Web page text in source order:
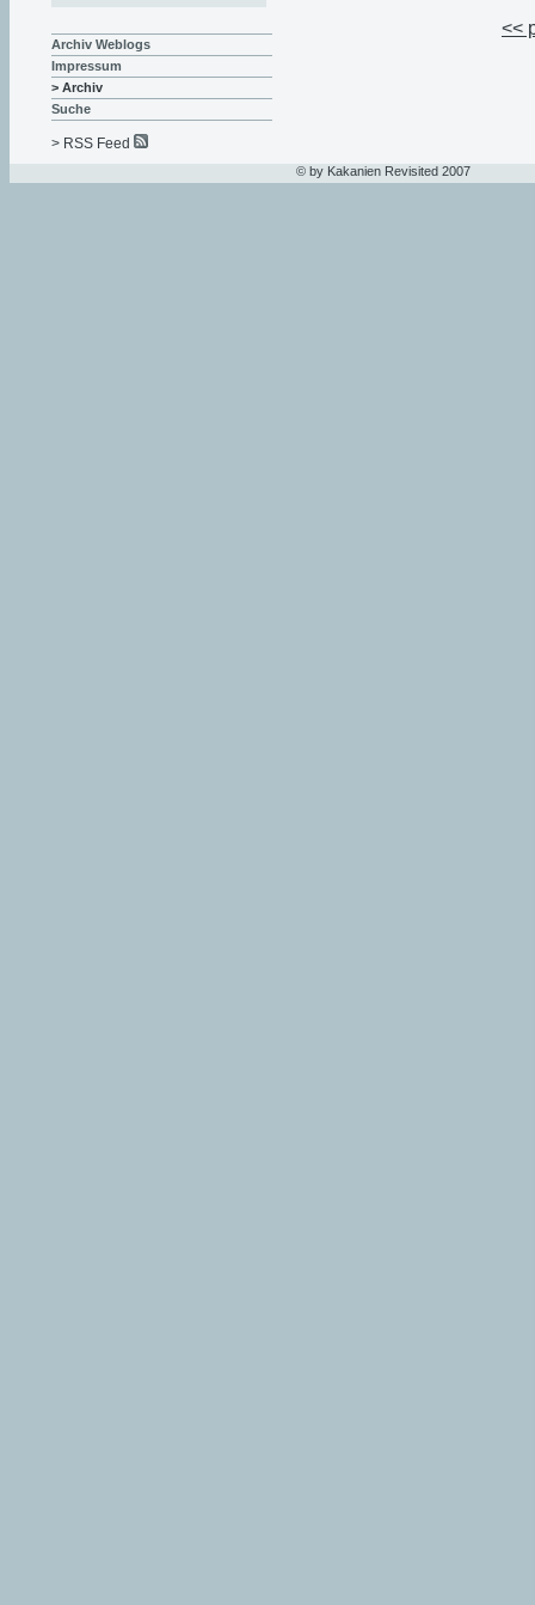
<<
Archiv Weblogs
Impressum
> Archiv
Suche
> RSS Feed
© by Kakanien Revisited 2007